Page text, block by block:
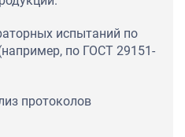
испытаний по
по ГОСТ 29151-
протоколов